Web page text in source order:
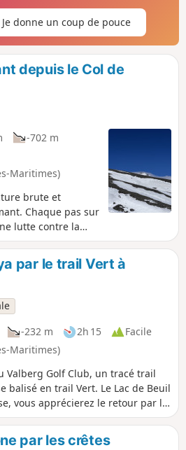
Je donne un coup de pouce
depuis le Col de
-702 m
Maritimes)
brute et
Chaque pas sur
lutte contre la
la fatigue, mais
un paysage à
que l'on grimpe,
vallées profondes
témoins silencieux
au sommet du
règne, seulement
les pierres.
dans le temps, où
à l'immensité du
Demant, ce n'est
montagne, c'est
et toucher du
par le trail Vert à
-232 m 2h 15
Facile
Maritimes)
Valberg Golf Club, un tracé trail
balisé en trail Vert. Le Lac de Beuil
vous apprécierez le retour par le
par les crêtes